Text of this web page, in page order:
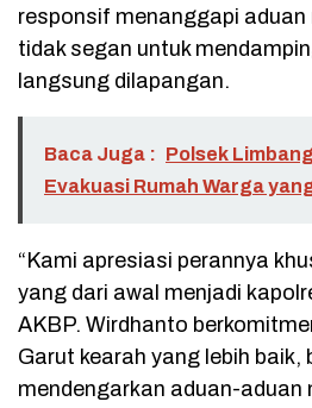
responsif menanggapi
tidak segan untuk
langsung dilapangan.
Baca Juga : Polsek
Evakuasi Rumah Warga
“Kami apresiasi perannya
yang dari awal menjadi
AKBP. Wirdhanto
Garut kearah yang lebih baik,
mendengarkan aduan-aduan